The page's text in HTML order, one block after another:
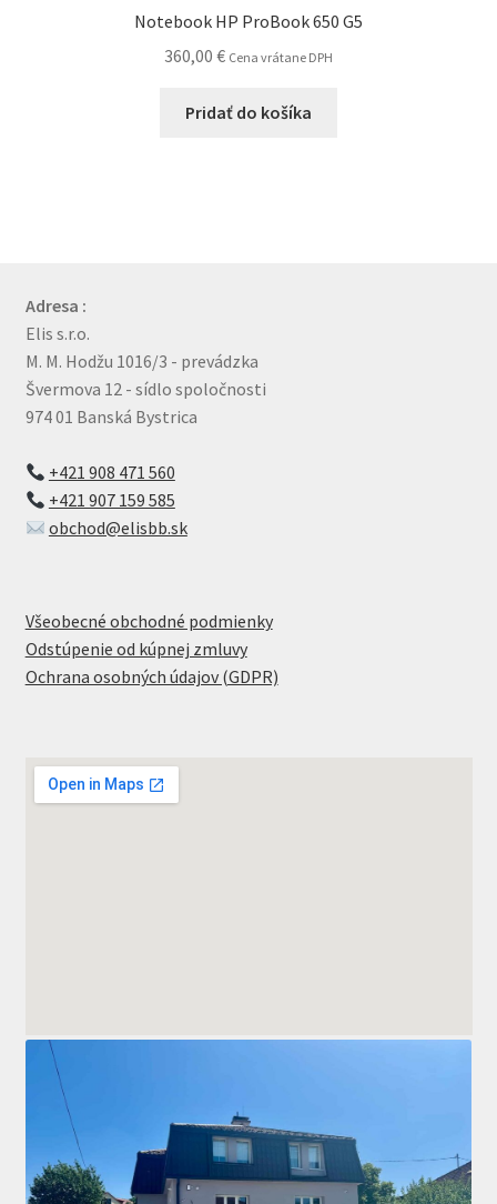
Notebook HP ProBook 650 G5
360,00 € Cena vrátane DPH
Pridať do košíka
Adresa :
Elis s.r.o.
M. M. Hodžu 1016/3 - prevádzka
Švermova 12 - sídlo spoločnosti
974 01 Banská Bystrica
+421 908 471 560
+421 907 159 585
obchod@elisbb.sk
Všeobecné obchodné podmienky
Odstúpenie od kúpnej zmluvy
Ochrana osobných údajov (GDPR)